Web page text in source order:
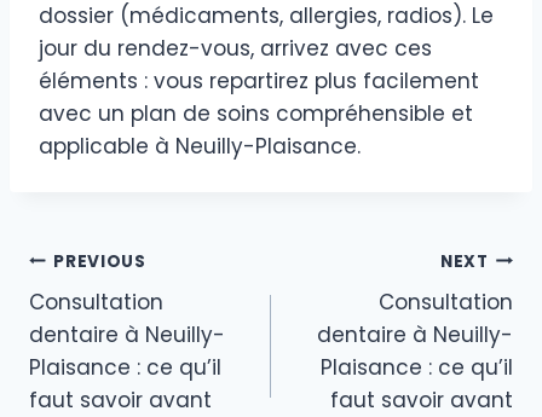
dossier (médicaments, allergies, radios). Le
jour du rendez-vous, arrivez avec ces
éléments : vous repartirez plus facilement
avec un plan de soins compréhensible et
applicable à Neuilly-Plaisance.
Navigation
de
l’article
PREVIOUS
Consultation
dentaire à Neuilly-
Plaisance : ce qu’il
faut savoir avant
NEXT
Consultation
dentaire à Neuilly-
Plaisance : ce qu’il
faut savoir avant